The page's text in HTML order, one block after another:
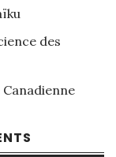
des
Canadienne